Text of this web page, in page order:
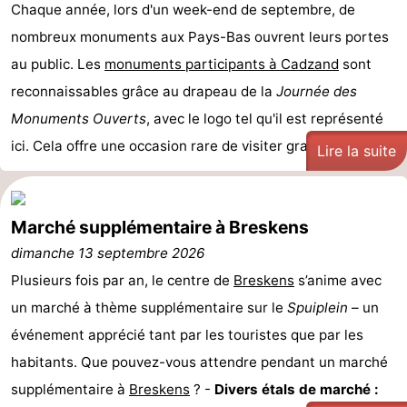
Chaque année, lors d'un week-end de septembre, de
nombreux monuments aux Pays-Bas ouvrent leurs portes
au public. Les monuments participants à Cadzand sont
reconnaissables grâce au drapeau de la Journée des
Monuments Ouverts, avec le logo tel qu'il est représenté
ici. Cela offre une occasion rare de visiter gratuiteme ...
Lire la suite
Marché supplémentaire à Breskens
dimanche 13 septembre 2026
Plusieurs fois par an, le centre de Breskens s’anime avec
un marché à thème supplémentaire sur le Spuiplein – un
événement apprécié tant par les touristes que par les
habitants. Que pouvez-vous attendre pendant un marché
supplémentaire à Breskens ? - Divers étals de marché :